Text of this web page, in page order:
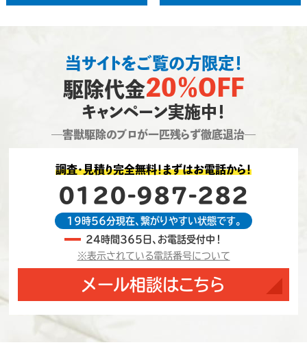
当サイトをご覧の方限定！
駆除代金20％OFF
キャンペーン実施中！
―害獣駆除のプロが一匹残らず徹底退治―
調査・見積り完全無料！まずはお電話から！
0120-987-282
19時56分現在、繋がりやすい状態です。
24時間365日、お電話受付中！
※表示されている電話番号について
メール相談はこちら